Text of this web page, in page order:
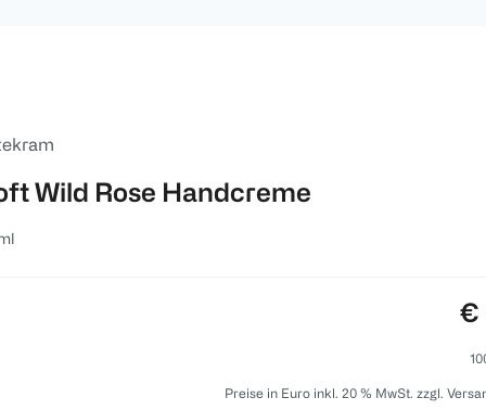
Wild Rose Handcreme
€
Preise in Euro inkl. 20 % MwSt. zzgl.